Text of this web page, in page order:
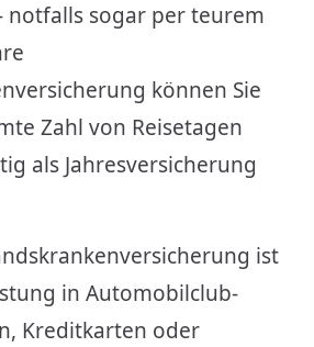
notfalls sogar per teurem
können Sie
Zahl von Reisetagen
als Jahresversicherung
ist
in Automobilclub-
Kredit­karten oder